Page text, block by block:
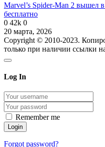
Marvel’s Spider-Man 2 вышел
бесплатно
0 42k 0
20 марта, 2026
Copyright © 2010-2023.
только при наличии ссылки
Log In
Remember me
Forgot password?